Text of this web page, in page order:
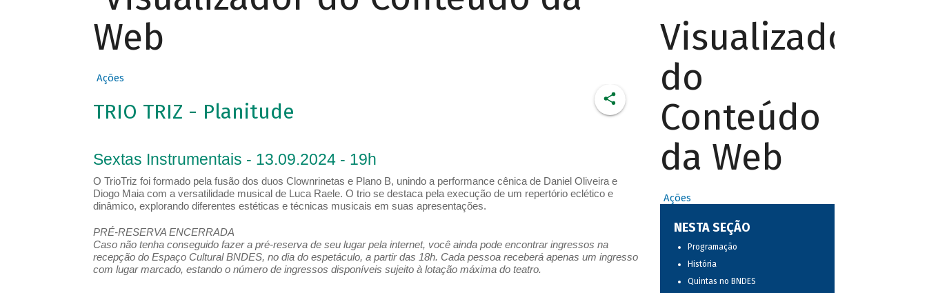
Web
Ações
TRIO TRIZ - Planitude
Sextas Instrumentais - 13.09.2024 - 19h
O TrioTriz foi formado pela fusão dos duos Clownrinetas e Plano B, unindo a performance cênica de Daniel Oliveira e
Diogo Maia com a versatilidade musical de Luca Raele. O trio se destaca pela execução de um repertório eclético e
dinâmico, explorando diferentes estéticas e técnicas musicais em suas apresentações.
PRÉ-RESERVA ENCERRADA
Caso não tenha conseguido fazer a pré-reserva de seu lugar pela internet, você ainda pode encontrar ingressos na
recepção do Espaço Cultural BNDES, no dia do espetáculo, a partir das 18h. Cada pessoa receberá apenas um ingresso
com lugar marcado, estando o número de ingressos disponíveis sujeito à lotação máxima do teatro.
Visualizador
do
Conteúdo
da Web
Ações
NESTA SEÇÃO
Programação
História
Quintas no BNDES